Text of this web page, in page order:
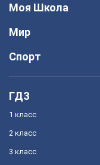
Моя Школа
Мир
Спорт
ГДЗ
1 класс
2 класс
3 класс